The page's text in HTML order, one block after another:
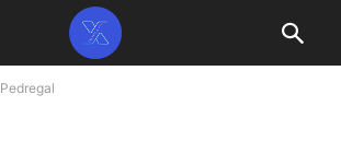
Pedregal